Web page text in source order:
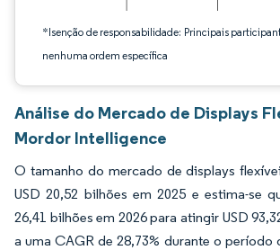
*Isenção de responsabilidade: Principais
nenhuma ordem específica
Análise do Mercado de Displays
Mordor Intelligence
O tamanho do mercado de displays
USD 20,52 bilhões em 2025 e estima-se
26,41 bilhões em 2026 para atingir USD
a uma CAGR de 28,73% durante o período